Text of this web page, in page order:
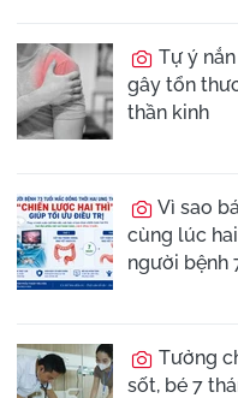
Tự ý
gây tổn
thần kinh
Vì sao
cùng lúc
người bệnh
Tưởng
sốt, bé 7